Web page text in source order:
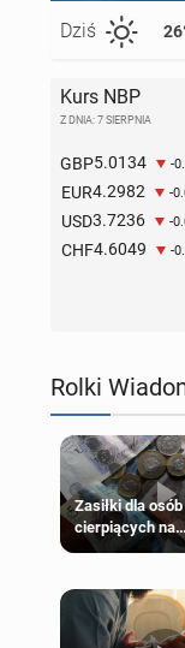
Dziś
Kurs NBP
Z DNIA: 7 SIERPNIA
GBP5.0134 -
EUR4.2982 -
USD3.7236 -
CHF4.6049 -
Rolki
Zasiłki dla osób
cierpiących na
schorzenia